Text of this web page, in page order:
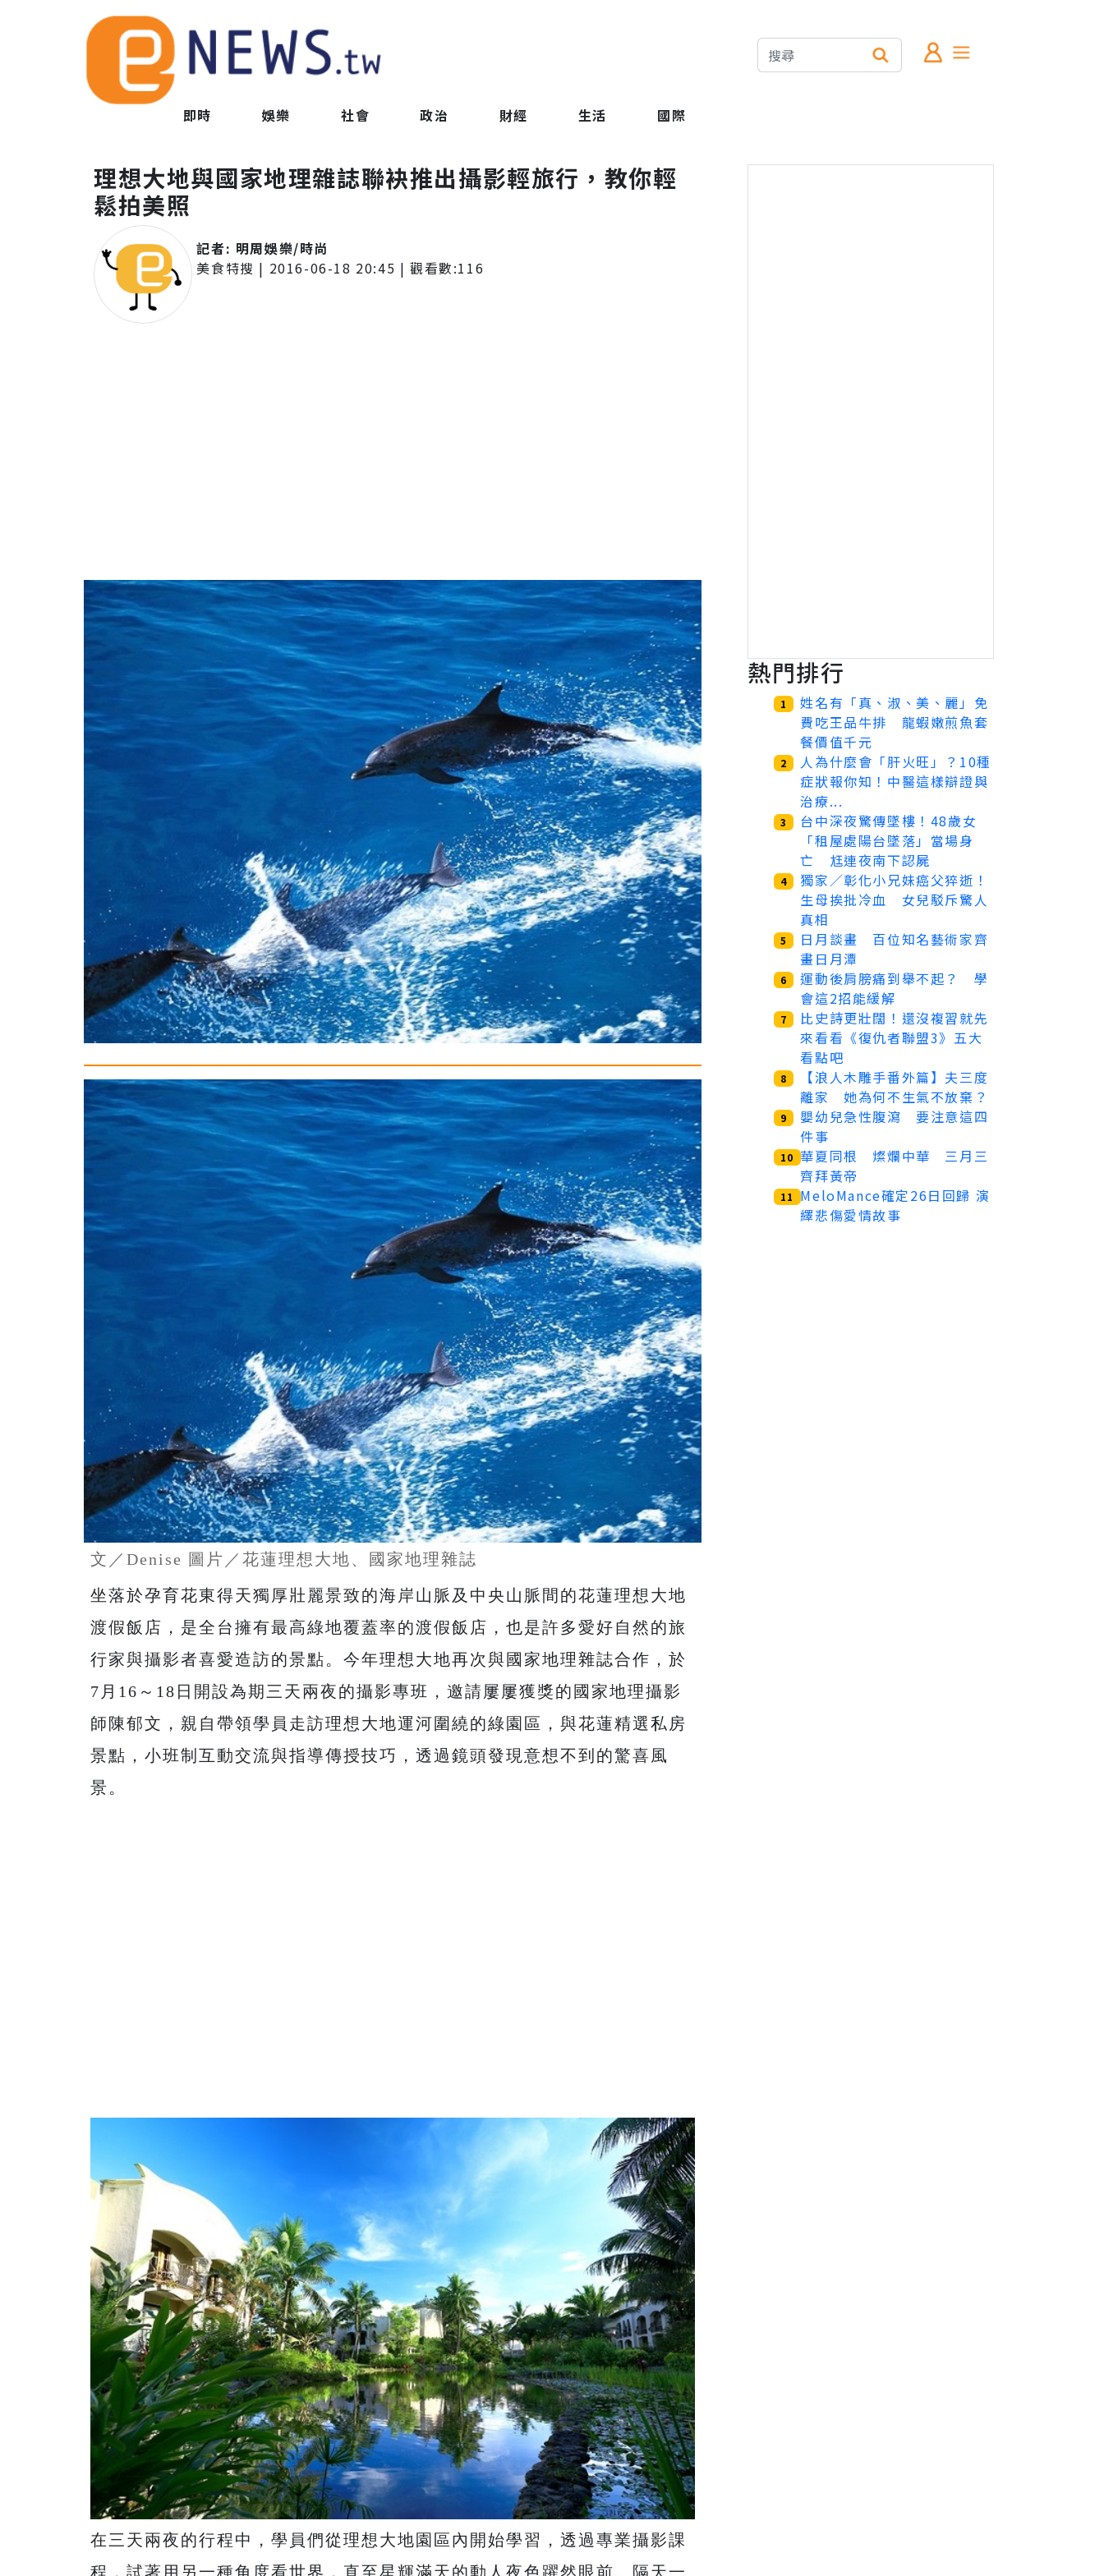
即時 娛樂 社會 政治 財經 生活 國際
理想大地與國家地理雜誌聯袂推出攝影輕旅行，教你輕
鬆拍美照
記者: 明周娛樂/時尚
美食特搜 | 2016-06-18 20:45 | 觀看數:116
文／Denise 圖片／花蓮理想大地、國家地理雜誌
坐落於孕育花東得天獨厚壯麗景致的海岸山脈及中央山脈間的花蓮理想大地
渡假飯店，是全台擁有最高綠地覆蓋率的渡假飯店，也是許多愛好自然的旅
行家與攝影者喜愛造訪的景點。今年理想大地再次與國家地理雜誌合作，於
7月16～18日開設為期三天兩夜的攝影專班，邀請屢屢獲獎的國家地理攝影
師陳郁文，親自帶領學員走訪理想大地運河圍繞的綠園區，與花蓮精選私房
景點，小班制互動交流與指導傳授技巧，透過鏡頭發現意想不到的驚喜風
景。
在三天兩夜的行程中，學員們從理想大地園區內開始學習，透過專業攝影課
程，試著用另一種角度看世界，直至星輝滿天的動人夜色躍然眼前。隔天一
熱門排行
1
姓名有「真、淑、美、麗」免
費吃王品牛排 龍蝦嫩煎魚套
餐價值千元
2
人為什麼會「肝火旺」？10種
症狀報你知！中醫這樣辯證與
治療...
3
台中深夜驚傳墜樓！48歲女
「租屋處陽台墜落」當場身
亡 尪連夜南下認屍
4
獨家／彰化小兄妹癌父猝逝！
生母挨批冷血 女兒駁斥驚人
真相
5
日月談畫 百位知名藝術家齊
畫日月潭
6
運動後肩膀痛到舉不起？ 學
會這2招能緩解
7
比史詩更壯闊！還沒複習就先
來看看《復仇者聯盟3》五大
看點吧
8
【浪人木雕手番外篇】夫三度
離家 她為何不生氣不放棄？
9
嬰幼兒急性腹瀉 要注意這四
件事
10 華夏同根 燦爛中華 三月三
齊拜黃帝
11
MeloMance確定26日回歸 演
繹悲傷愛情故事